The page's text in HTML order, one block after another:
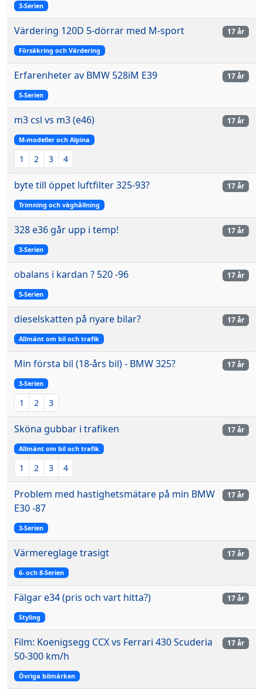
3-Serien
Värdering 120D 5-dörrar med M-sport
Försäkring och Värdering
17 år
Erfarenheter av BMW 528iM E39
5-Serien
17 år
m3 csl vs m3 (e46)
M-modeller och Alpina
1 2 3 4
17 år
byte till öppet luftfilter 325-93?
Trimning och väghållning
17 år
328 e36 går upp i temp!
3-Serien
17 år
obalans i kardan ? 520 -96
5-Serien
17 år
dieselskatten på nyare bilar?
Allmänt om bil och trafik
17 år
Min första bil (18-års bil) - BMW 325?
3-Serien
1 2 3
17 år
Sköna gubbar i trafiken
Allmänt om bil och trafik
1 2 3 4
17 år
Problem med hastighetsmätare på min BMW
E30 -87
3-Serien
17 år
Värmereglage trasigt
6- och 8-Serien
17 år
Fälgar e34 (pris och vart hitta?)
Styling
17 år
Film: Koenigsegg CCX vs Ferrari 430 Scuderia
50-300 km/h
Övriga bilmärken
17 år